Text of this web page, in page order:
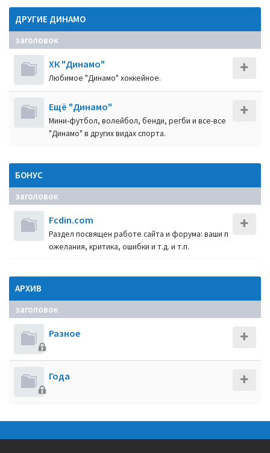
ДРУГИЕ ДИНАМО
заголовок
ХК "Динамо"
Любимое "Динамо" хоккейное.
Ещё "Динамо"
Мини-футбол, волейбол, бенди, регби и все-все
"Динамо" в других видах спорта.
БОНУС
заголовок
Fcdin.com
Раздел посвящен работе сайта и форума: ваши п
ожелания, критика, ошибки и т.д. и т.п.
АРХИВ
заголовок
Разное
Года